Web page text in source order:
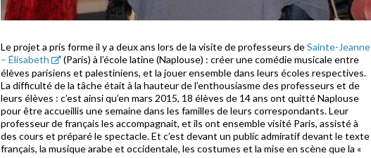
Le projet a pris forme il y a deux ans lors de la visite de professeurs deSainte-Jeanne
– Élisabeth
(Paris) à l’école latine (Naplouse) : créer une comédie musicale entre
élèves parisiens et palestiniens, et la jouer ensemble dans leurs écoles respectives.
La difficulté de la tâche était à la hauteur de l’enthousiasme des professeurs et de
leurs élèves : c’est ainsi qu’en mars 2015, 18 élèves de 14 ans ont quitté Naplouse
pour être accueillis une semaine dans les familles de leurs correspondants. Leur
professeur de français les accompagnait, et ils ont ensemble visité Paris, assisté à
des cours et préparé le spectacle. Et c’est devant un public admiratif devant le texte
français, la musique arabe et occidentale, les costumes et la mise en scène que la «